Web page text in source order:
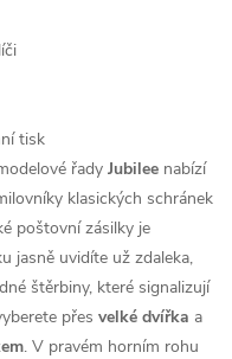
tisk
řady Jubilee nabízí
klasických schránek
poštovní zásilky je
jasně uvidíte už zdaleka,
štěrbiny, které signalizují
přes velké dvířka a
. V pravém horním rohu